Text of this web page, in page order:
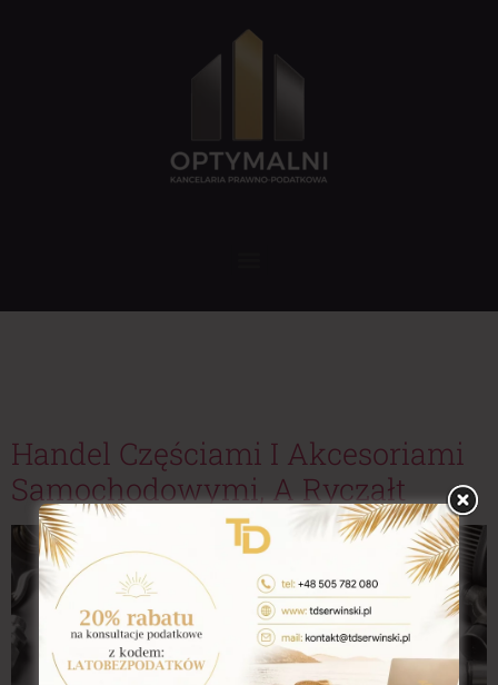
Handel Częściami I Akcesoriami
Samochodowymi, A Ryczałt